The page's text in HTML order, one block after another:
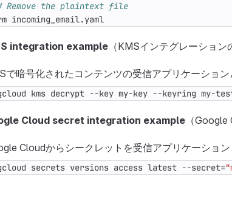
Remove the plaintext file
incoming_email.yaml
integration example （KMSインテグレーション
で暗号化されたコンテンツの受信アプリケーショ
kms decrypt --key my-key --keyring my-
Cloud secret integration example （
Cloudからシークレットを受信アプリケーショ
secrets versions access latest --secret=